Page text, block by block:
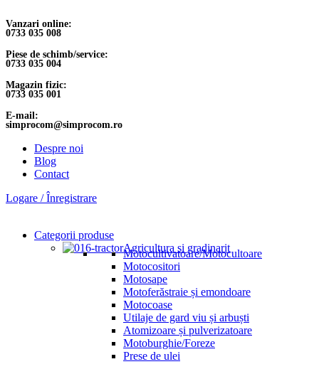
Vanzari online:
0733 035 008
Piese de schimb/service:
0733 035 004
Magazin fizic:
0733 035 001
E-mail:
simprocom@simprocom.ro
Despre noi
Blog
Contact
Logare / Înregistrare
Categorii produse
Agricultura si gradinarit
Motocultivatoare/Motocultoare
Motocositori
Motosape
Motoferăstraie și emondoare
Motocoase
Utilaje de gard viu și arbuști
Atomizoare și pulverizatoare
Motoburghie/Foreze
Prese de ulei